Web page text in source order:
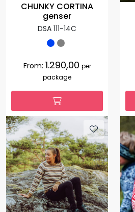
CHUNKY CORTINA
genser
DSA 111-14C
From: 1.290,00 per
package